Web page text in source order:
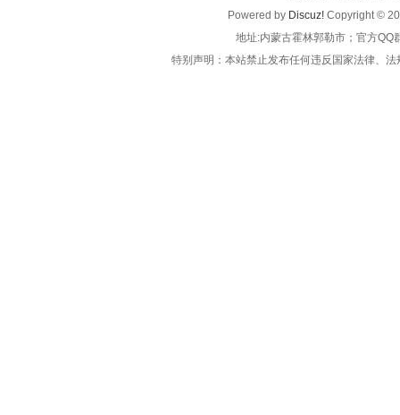
Powered by Discuz! Copyright ©
地址:内蒙古霍林郭勒市；官方QQ
特别声明：本站禁止发布任何违反国家法律、